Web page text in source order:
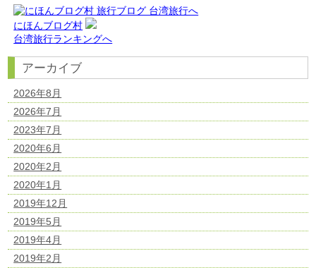
にほんブログ村
台湾旅行ランキングへ
アーカイブ
2026年8月
2026年7月
2023年7月
2020年6月
2020年2月
2020年1月
2019年12月
2019年5月
2019年4月
2019年2月